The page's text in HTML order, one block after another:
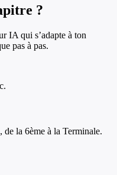
?
IA qui s’adapte à ton
pas à pas.
la 6ème à la Terminale.